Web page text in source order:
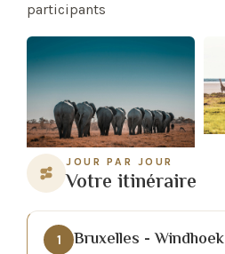
participants
JOUR PAR JOUR
Votre itinéraire
1 Bruxelles - Windhoek